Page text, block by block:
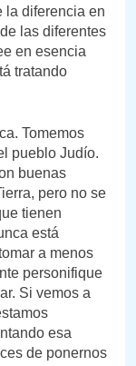
la diferencia en
las diferentes
en esencia
tratando
Tomemos
pueblo Judío.
buenas
pero no se
tienen
está
a menos
personifique
Si vemos a
esa
de ponernos